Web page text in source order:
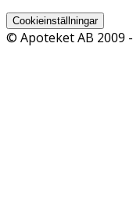
Cookieinställningar
© Apoteket AB 2009 -